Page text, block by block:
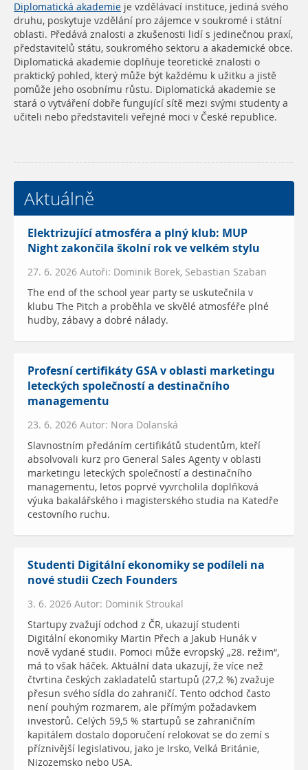
Diplomatická akademie je vzdělávací instituce, jediná svého
druhu, poskytuje vzdělání pro zájemce v soukromé i státní
oblasti. Předává znalosti a zkušenosti lidí s jedinečnou praxí,
představitelů státu, soukromého sektoru a akademické obce.
Diplomatická akademie doplňuje teoretické znalosti o
praktický pohled, který může být každému k užitku a jistě
pomůže jeho osobnímu růstu. Diplomatická akademie se
stará o vytváření dobře fungující sítě mezi svými studenty a
učiteli nebo představiteli veřejné moci v České republice.
Aktuálně
Elektrizující atmosféra a plný klub: MUP
Night zakončila školní rok ve velkém stylu
27. 6. 2026 Autoři: Dominik Borek, Sebastian Szaban
The end of the school year party se uskutečnila v
klubu The Pitch a proběhla ve skvělé atmosféře plné
hudby, zábavy a dobré nálady.
Profesní certifikáty GSA v oblasti marketingu
leteckých společností a destinačního
managementu
23. 6. 2026 Autor: Nora Dolanská
Slavnostním předáním certifikátů studentům, kteří
absolvovali kurz pro General Sales Agenty v oblasti
marketingu leteckých společností a destinačního
managementu, letos poprvé vyvrcholila doplňková
výuka bakalářského i magisterského studia na Katedře
cestovního ruchu.
Studenti Digitální ekonomiky se podíleli na
nové studii Czech Founders
3. 6. 2026 Autor: Dominik Stroukal
Startupy zvažují odchod z ČR, ukazují studenti
Digitální ekonomiky Martin Přech a Jakub Hunák v
nově vydané studii. Pomoci může evropský „28. režim“,
má to však háček. Aktuální data ukazují, že více než
čtvrtina českých zakladatelů startupů (27,2 %) zvažuje
přesun svého sídla do zahraničí. Tento odchod často
není pouhým rozmarem, ale přímým požadavkem
investorů. Celých 59,5 % startupů se zahraničním
kapitálem dostalo doporučení relokovat se do zemí s
příznivější legislativou, jako je Irsko, Velká Británie,
Nizozemsko nebo USA.